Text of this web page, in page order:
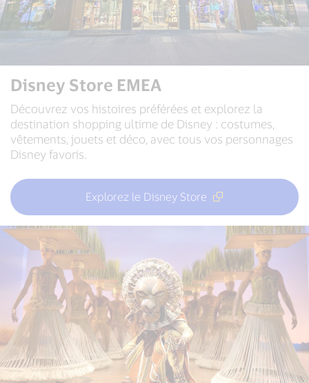
Disney Store EMEA
Découvrez vos histoires préférées et explorez la
destination shopping ultime de Disney : costumes,
vêtements, jouets et déco, avec tous vos personnages
Disney favoris.
Explorez le Disney Store